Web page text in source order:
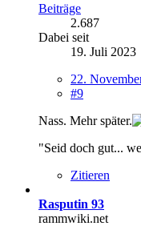
Beiträge
2.687
Dabei seit
19. Juli 2023
22.
#9
Nass. Mehr später.
"Seid doch gut...
Zitieren
Rasputin 93
rammwiki.net